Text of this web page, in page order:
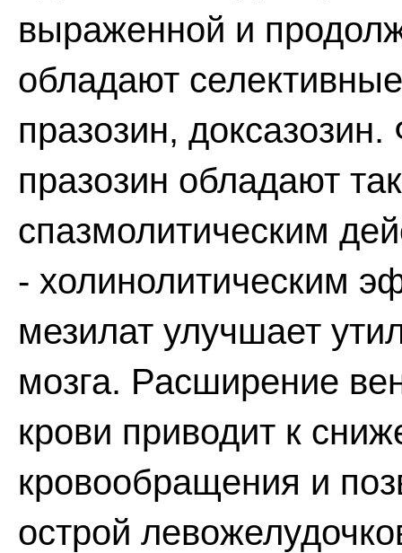
выраженной и
обладают
празозин,
празозин обладают
спазмолитическим
- холинолитическим
мезилат улучшает
мозга. Расширение
крови приводит к
кровообращения и
острой